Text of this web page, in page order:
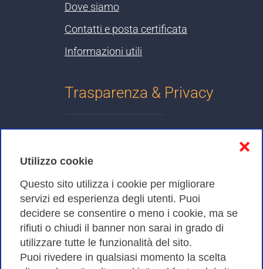
Utilizzo cookie
Questo sito utilizza i cookie per migliorare
servizi ed esperienza degli utenti. Puoi
decidere se consentire o meno i cookie, ma se
rifiuti o chiudi il banner non sarai in grado di
utilizzare tutte le funzionalità del sito.
Puoi rivedere in qualsiasi momento la scelta
❌
Dove siamo
Contatti e posta certificata
Informazioni utili
Trasparenza & Privacy
Cookies Policy
Amministrazione trasparente
Bandi di Gara
Consortium GARR - Via dei Tizii, 6 - 00185 Roma | Tel.